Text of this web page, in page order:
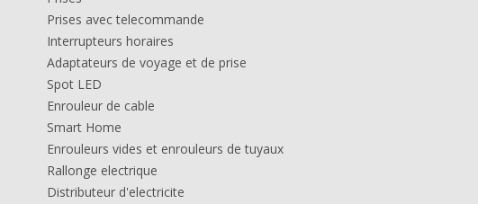
Prises avec telecommande
Interrupteurs horaires
Adaptateurs de voyage et de prise
Spot LED
Enrouleur de cable
Smart Home
Enrouleurs vides et enrouleurs de tuyaux
Rallonge electrique
Distributeur d'electricite